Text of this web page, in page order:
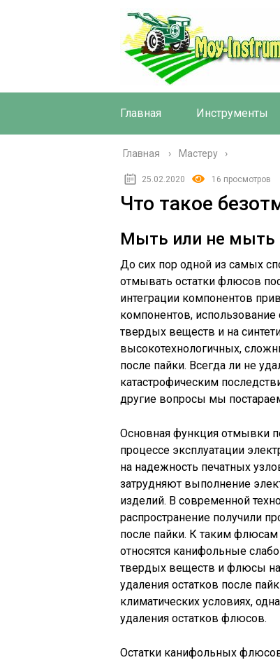
Главная Инструменты
Главная › Мастеру
25.02.2020 16 просмотров
Что такое
Мыть или не мыть
До сих пор одной из самых
отмывать остатки флюсов
интеграции компонентов
компонентов,
твердых веществ и на
высокотехнологичных,
после пайки. Всегда ли не
катастрофическим
другие вопросы мы
Основная функция отмывки
процессе эксплуатации
на надежность печатных
затрудняют выполнение
изделий. В современной
распространение получили
после пайки. К таким
относятся канифольные
твердых веществ и флюсы
удаления остатков после
климатических условиях,
удаления остатков флюсов.
Остатки канифольных